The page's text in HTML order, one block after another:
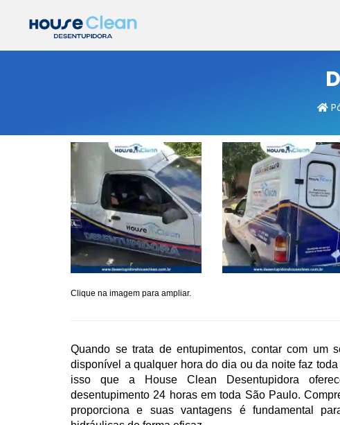
Clique na imagem para ampliar.
Quando se trata de entupimentos, contar com um
disponível a qualquer hora do dia ou da noite faz
isso que a House Clean Desentupidora
desentupimento 24 horas em toda São Paulo.
proporciona e suas vantagens é fundamental